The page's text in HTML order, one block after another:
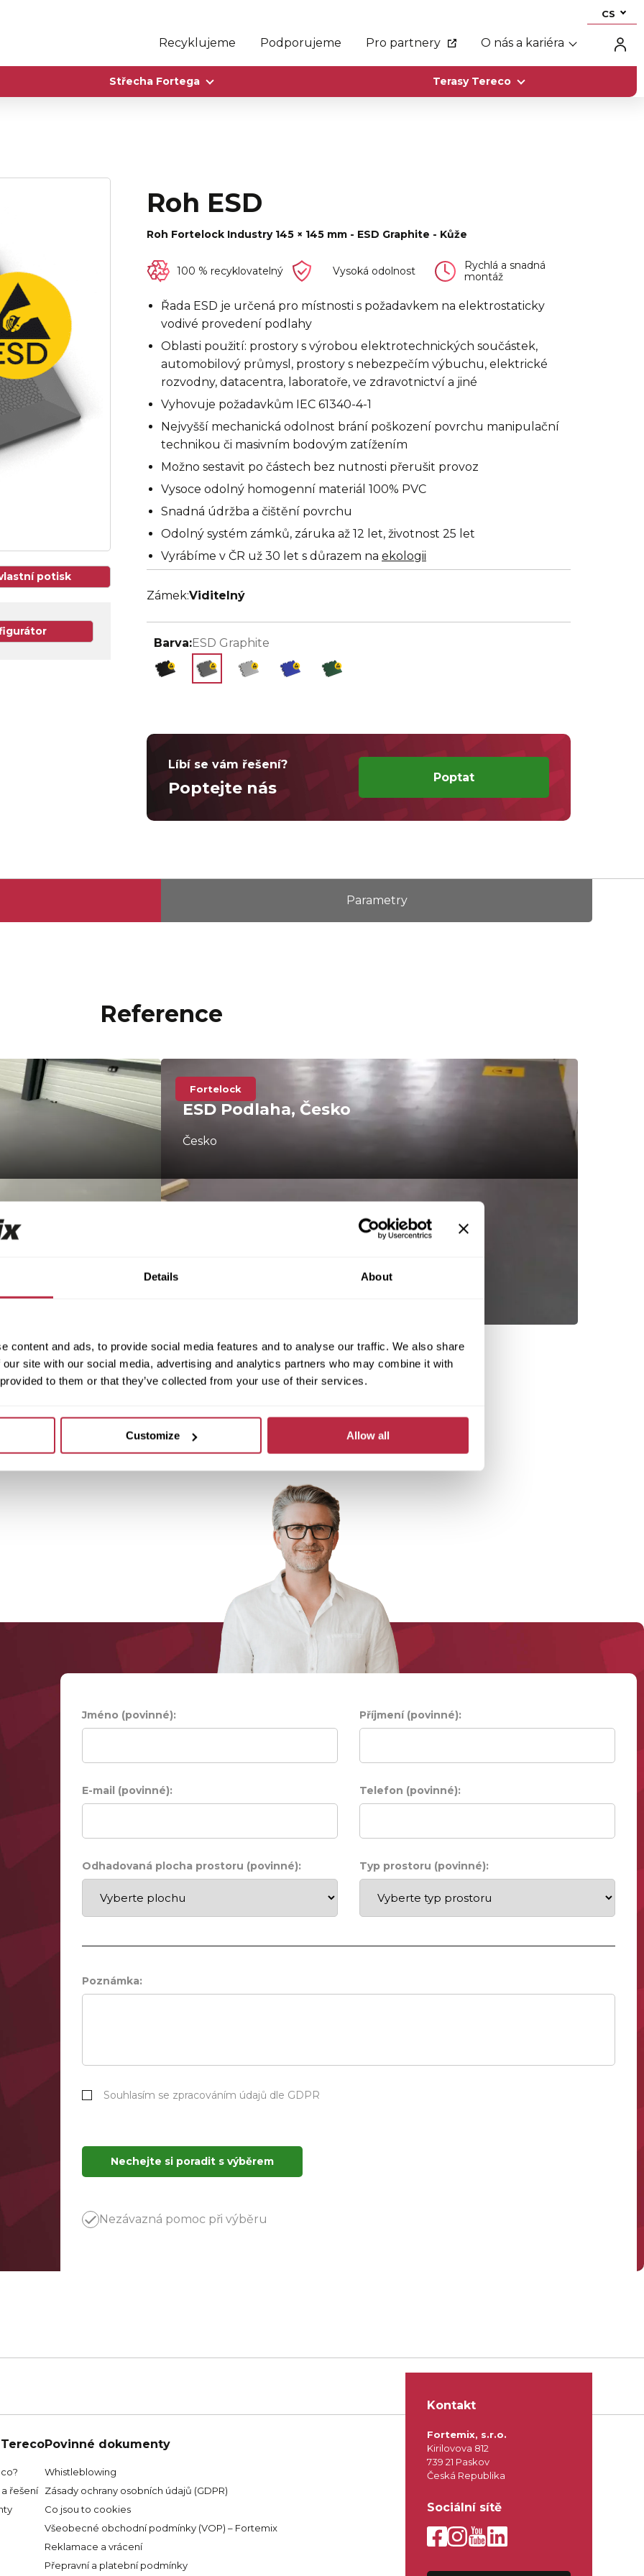
Details About
content and ads, to provide social media features and to analyse our traffic. We also share
site with our social media, advertising and analytics partners who may combine it with
to them or that they’ve collected from your use of their services.
Customize Allow all
CS
Recyklujeme Podporujeme Pro partnery O nás a kariéra
Střecha Fortega Terasy Tereco
Roh ESD
Roh Fortelock Industry 145 × 145 mm - ESD Graphite - Kůže
100 % recyklovatelný Vysoká odolnost
Rychlá a snadná
montáž
potisk
Řada ESD je určená pro místnosti s požadavkem na elektrostaticky
vodivé provedení podlahy
Oblasti použití: prostory s výrobou elektrotechnických součástek,
automobilový průmysl, prostory s nebezpečím výbuchu, elektrické
rozvodny, datacentra, laboratoře, ve zdravotnictví a jiné
Vyhovuje požadavkům IEC 61340-4-1
Nejvyšší mechanická odolnost brání poškození povrchu manipulační
technikou či masivním bodovým zatížením
Možno sestavit po částech bez nutnosti přerušit provoz
Vysoce odolný homogenní materiál 100% PVC
Snadná údržba a čištění povrchu
Odolný systém zámků, záruka až 12 let, životnost 25 let
Vyrábíme v ČR už 30 let s důrazem na ekologii
Zámek:Viditelný
Barva:ESD Graphite
Líbí se vám řešení?
Poptejte nás
Poptat
Parametry
Reference
Fortelock
ESD Podlaha, Česko
Česko
Jméno (povinné): Příjmení (povinné):
E-mail (povinné): Telefon (povinné):
Odhadovaná plocha prostoru (povinné): Typ prostoru (povinné):
Poznámka:
Souhlasím se zpracováním údajů dle GDPR
Nechejte si poradit s výběrem
Nezávazná pomoc při výběru
řešení
Povinné dokumenty
Whistleblowing
Zásady ochrany osobních údajů (GDPR)
Co jsou to cookies
Všeobecné obchodní podmínky (VOP) – Fortemix
Reklamace a vrácení
Přepravní a platební podmínky
Kontakt
Fortemix, s.r.o.
Kirilovova 812
739 21 Paskov
Česká Republika
Sociální sítě